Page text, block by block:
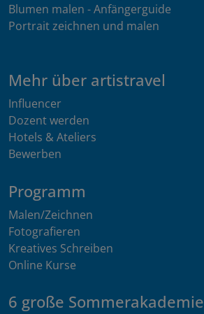
Blumen malen - Anfängerguide
Portrait zeichnen und malen
Mehr über artistravel
Influencer
Dozent werden
Hotels & Ateliers
Bewerben
Programm
Malen/Zeichnen
Fotografieren
Kreatives Schreiben
Online Kurse
6 große